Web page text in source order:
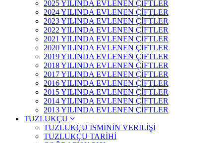
2025 YILINDA EVLENEN ÇİFTLER
2024 YILINDA EVLENEN ÇİFTLER
2023 YILINDA EVLENEN ÇİFTLER
2022 YILINDA EVLENEN ÇİFTLER
2021 YILINDA EVLENEN ÇİFTLER
2020 YILINDA EVLENEN ÇİFTLER
2019 YILINDA EVLENEN ÇİFTLER
2018 YILINDA EVLENEN ÇİFTLER
2017 YILINDA EVLENEN ÇİFTLER
2016 YILINDA EVLENEN ÇİFTLER
2015 YILINDA EVLENEN ÇİFTLER
2014 YILINDA EVLENEN ÇİFTLER
2013 YILINDA EVLENEN ÇİFTLER
TUZLUKÇU
TUZLUKÇU İSMİNİN VERİLİŞİ
TUZLUKÇU TARİHİ